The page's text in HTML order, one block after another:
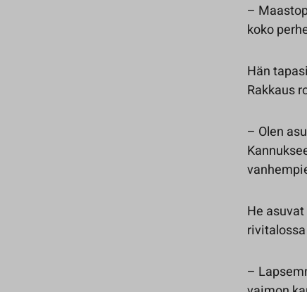
–
koko
Hän
Rakkaus
– Olen
He
–